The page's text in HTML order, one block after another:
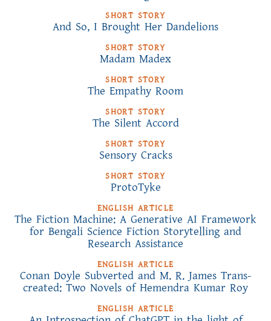
SHORT STORY
And So, I Brought Her Dandelions
SHORT STORY
Madam Madex
SHORT STORY
The Empathy Room
SHORT STORY
The Silent Accord
SHORT STORY
Sensory Cracks
SHORT STORY
ProtoTyke
ENGLISH ARTICLE
The Fiction Machine: A Generative AI Framework
for Bengali Science Fiction Storytelling and
Research Assistance
ENGLISH ARTICLE
Conan Doyle Subverted and M. R. James Trans-
created: Two Novels of Hemendra Kumar Roy
ENGLISH ARTICLE